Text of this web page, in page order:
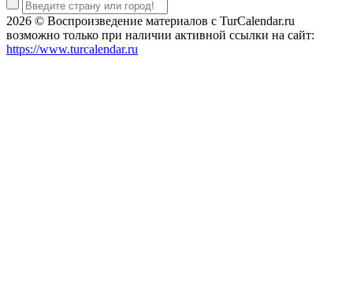
2026 © Воспроизведение материалов c TurCalendar.ru
возможно только при наличии активной ссылки на сайт:
https://www.turcalendar.ru